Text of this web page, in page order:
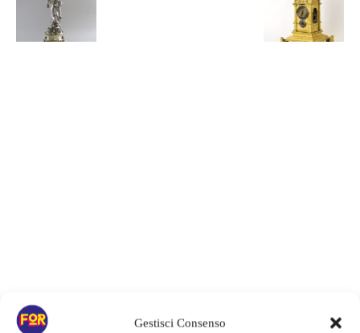
Gestisci Consenso
Articoli recenti